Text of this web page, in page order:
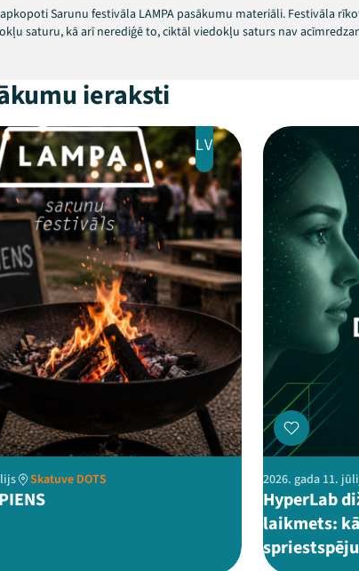
Sarunu festivāla LAMPA pasākumu materiāli. Festivāla
saturu, kā arī nerediģē to, ciktāl viedokļu saturs nav
ieraksti
LV
Skatuve DOTS 2026. gada 11.
HyperLab
laikmets: